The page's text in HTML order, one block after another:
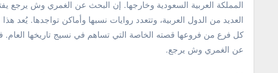
المملكة العربية السعودية وخارجها. إن البحث عن الغمري وش يرجع
العديد من الدول العربية، وتتعدد روايات نسبها وأماكن تواجدها. يُعد
كل فرع من فروعها قصته الخاصة التي تساهم في نسيج تاريخها العام.
عن الغمري وش يرجع.